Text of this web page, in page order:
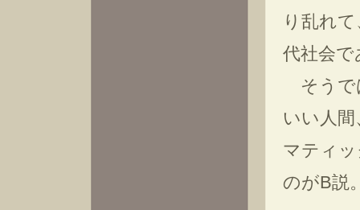
り乱れ
代社会
そうで
いい人
マティ
のがB説